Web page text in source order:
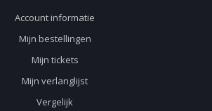
Account informatie
Mijn bestellingen
Mijn tickets
Mijn verlanglijst
Vergelijk